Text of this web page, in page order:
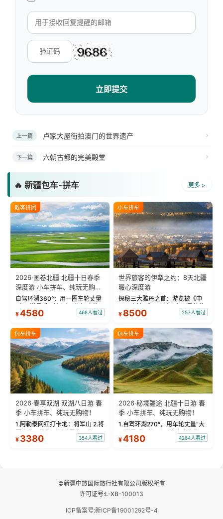
立即提交
上一篇 卢家大屋街拍澳门的世界遗产
下一篇 六朝古都的完美殿堂
🔥 新疆包车-拼车 更多 >
散客拼团
2026·画卷北疆 北疆十日春季
深度游 小车拼车、纯玩无购
物！
自驾环湖360°：用一圈车轮丈量
“大西洋最后一滴眼泪”的极致蔚
蓝。 赛湖旅拍：甄选多款风格服
绝美瞬间。 赛湖坦克300跟车视
频：专业摄影师...
¥4580 468人看过
小车拼车
世界旅客的伊犁之约：8天北疆
暖心深度游
探秘三大雅丹之首：游览被《中
国国家地理》评选为“中国最美的
三大雅丹”第一名的克拉玛依魔鬼
瓦人最大村落——禾木村，欣赏
晨雾与小木...
¥ 8500 257人看过
包车拼车
2026·春享双湖 双湖八日游 春
季 小车拼车、纯玩无购物！
1.阿勒泰网红打卡地：将军山 2.将
军山落日缆车，体验雪都风光 3.
将军山，夕阳派对，蹦迪party 4.
¥ 3380 354人看过
包车拼车
2026·秘境疆途 北疆十日游 春
季 小车拼车、纯玩无购物！
1.自驾环湖270°，用车轮丈量“大
西洋最后一滴眼泪”的极致蔚蓝，
让雪山、花海与深邃湖水在转弯
¥4180 4264人看过
©新疆中旅国际旅行社有限公司版权所有
许可证号:L-XB-100013
ICP备案号:新ICP备19001292号-4